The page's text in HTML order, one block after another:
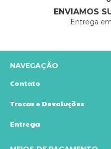
ENVIAMOS
Entrega
NAVEGAÇÃO
Contato
Trocas e Devoluções
Entrega